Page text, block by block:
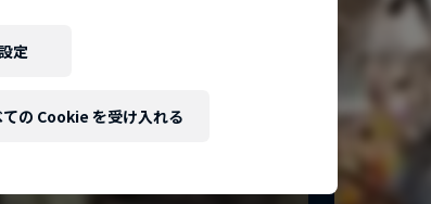
定
ての Cookie を受け入れる